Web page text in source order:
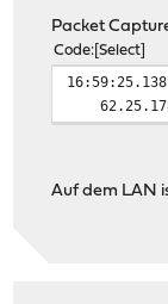
Packet
Code Select
Auf dem LAN